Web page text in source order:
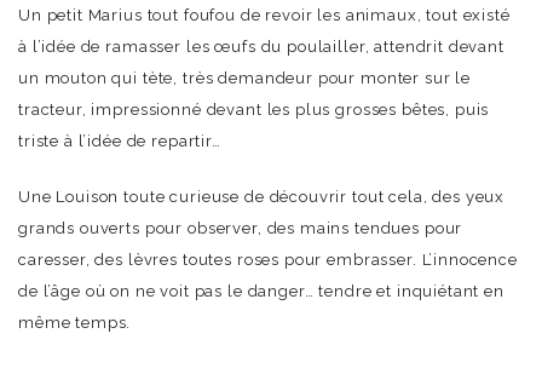
Un petit Marius tout foufou de revoir les animaux, tout existé
à l’idée de ramasser les œufs du poulailler, attendrit devant
un mouton qui tète, très demandeur pour monter sur le
tracteur, impressionné devant les plus grosses bêtes, puis
triste à l’idée de repartir…
Une Louison toute curieuse de découvrir tout cela, des yeux
grands ouverts pour observer, des mains tendues pour
caresser, des lèvres toutes roses pour embrasser. L’innocence
de l’âge où on ne voit pas le danger… tendre et inquiétant en
même temps.